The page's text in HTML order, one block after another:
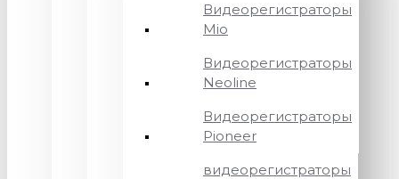
Видеорегистраторы
Mio
Видеорегистраторы
Neoline
Видеорегистраторы
Pioneer
видеорегистраторы